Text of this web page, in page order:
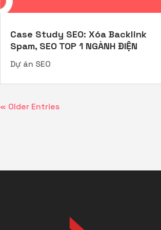
Case Study SEO: Xóa Backlink
Spam, SEO TOP 1 NGÀNH ĐIỆN
Dự án SEO
« Older Entries